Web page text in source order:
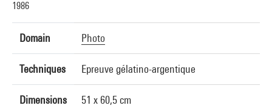
1986
Domain Photo
Techniques Epreuve gélatino-argentique
Dimensions 51 x 60,5 cm